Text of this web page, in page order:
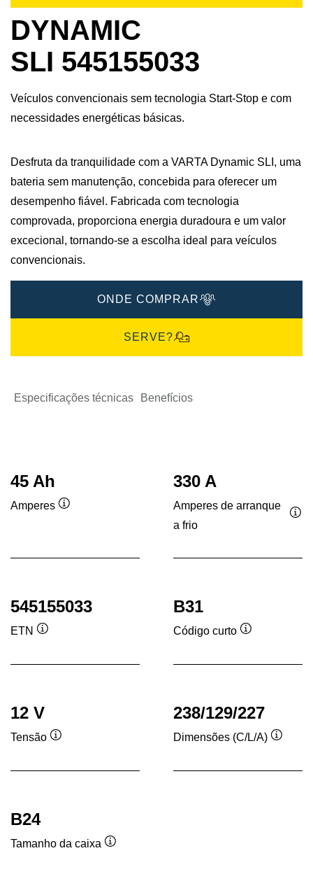
DYNAMIC
SLI 545155033
Veículos convencionais sem tecnologia Start-Stop e com
necessidades energéticas básicas.
Desfruta da tranquilidade com a VARTA Dynamic SLI, uma
bateria sem manutenção, concebida para oferecer um
desempenho fiável. Fabricada com tecnologia
comprovada, proporciona energia duradoura e um valor
excecional, tornando-se a escolha ideal para veículos
convencionais.
ONDE COMPRAR
SERVE?
Especificações técnicas Benefícios
45 Ah
Amperes
330 A
Amperes de arranque
a frio
545155033
ETN
ferramenta
B31
Código curto
ferramenta
12 V
Tensão
ferramenta
238/129/227
Dimensões (C/L/A)
B24
Tamanho da caixa